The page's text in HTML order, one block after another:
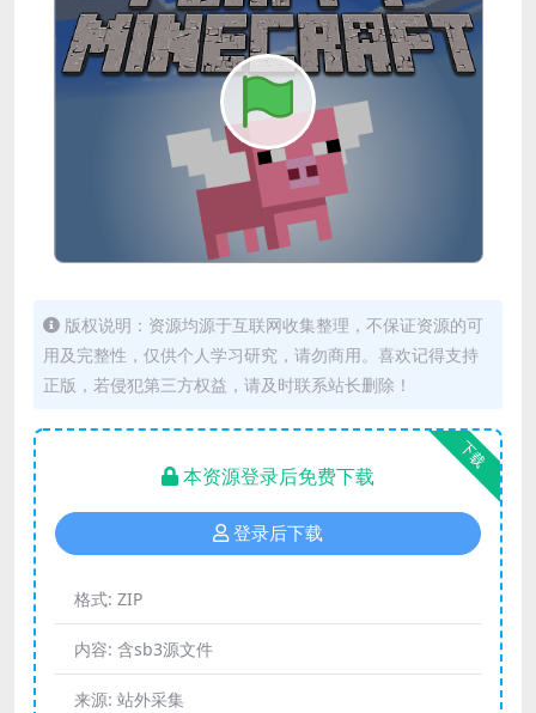
版权说明：资源均源于互联网收集整理，不保证资源的可
用及完整性，仅供个人学习研究，请勿商用。喜欢记得支持
正版，若侵犯第三方权益，请及时联系站长删除！
下载
本资源登录后免费下载
登录后下载
格式: ZIP
内容: 含sb3源文件
来源: 站外采集